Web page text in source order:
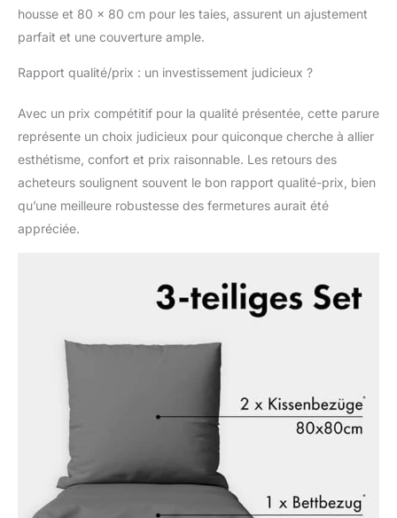
housse et 80 x 80 cm pour les taies, assurent un ajustement
parfait et une couverture ample.
Rapport qualité/prix : un investissement judicieux ?
Avec un prix compétitif pour la qualité présentée, cette parure
représente un choix judicieux pour quiconque cherche à allier
esthétisme, confort et prix raisonnable. Les retours des
acheteurs soulignent souvent le bon rapport qualité-prix, bien
qu’une meilleure robustesse des fermetures aurait été
appréciée.